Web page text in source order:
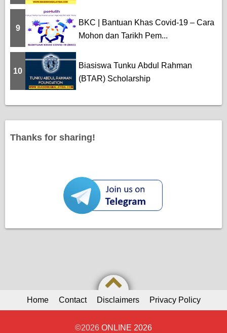
9
BKC | Bantuan Khas Covid-19 – Cara
Mohon dan Tarikh Pem...
10
Biasiswa Tunku Abdul Rahman
(BTAR) Scholarship
Thanks for sharing!
Home Contact Disclaimers Privacy Policy
©2026 ONLINE 2026